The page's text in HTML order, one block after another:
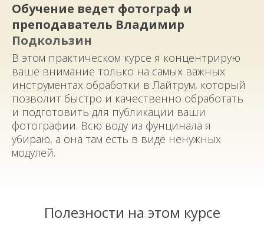
Обучение ведет фотограф и
преподаватель Владимир
Подкользин
В этом практическом курсе я концентрирую
ваше внимание только на самых важных
инструментах обработки в Лайтрум, который
позволит быстро и качественно обработать
и подготовить для публикации ваши
фотографии. Всю воду из фунцинала я
убираю, а она там есть в виде ненужных
модулей.
Полезности на этом курсе